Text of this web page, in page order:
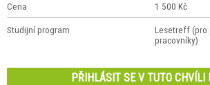
Cena 1 500 Kč
Studijní program
Lesetreff (pro
pracovníky)
PŘIHLÁSIT SE V TUTO CHVÍLI